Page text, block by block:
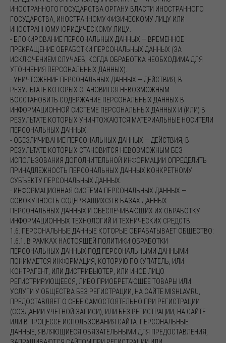
ИНОСТРАННОГО ГОСУДАРСТВА ОРГАНУ ВЛАСТИ ИНОСТРАННОГО
ГОСУДАРСТВА, ИНОСТРАННОМУ ФИЗИЧЕСКОМУ ЛИЦУ ИЛИ
ИНОСТРАННОМУ ЮРИДИЧЕСКОМУ ЛИЦУ.
- БЛОКИРОВАНИЕ ПЕРСОНАЛЬНЫХ ДАННЫХ — ВРЕМЕННОЕ
ПРЕКРАЩЕНИЕ ОБРАБОТКИ ПЕРСОНАЛЬНЫХ ДАННЫХ (ЗА
ИСКЛЮЧЕНИЕМ СЛУЧАЕВ, КОГДА ОБРАБОТКА НЕОБХОДИМА ДЛЯ
УТОЧНЕНИЯ ПЕРСОНАЛЬНЫХ ДАННЫХ).
- УНИЧТОЖЕНИЕ ПЕРСОНАЛЬНЫХ ДАННЫХ — ДЕЙСТВИЯ, В
РЕЗУЛЬТАТЕ КОТОРЫХ СТАНОВИТСЯ НЕВОЗМОЖНЫМ
ВОССТАНОВИТЬ СОДЕРЖАНИЕ ПЕРСОНАЛЬНЫХ ДАННЫХ В
ИНФОРМАЦИОННОЙ СИСТЕМЕ ПЕРСОНАЛЬНЫХ ДАННЫХ И (ИЛИ) В
РЕЗУЛЬТАТЕ КОТОРЫХ УНИЧТОЖАЮТСЯ МАТЕРИАЛЬНЫЕ НОСИТЕЛИ
ПЕРСОНАЛЬНЫХ ДАННЫХ.
- ОБЕЗЛИЧИВАНИЕ ПЕРСОНАЛЬНЫХ ДАННЫХ — ДЕЙСТВИЯ, В
РЕЗУЛЬТАТЕ КОТОРЫХ СТАНОВИТСЯ НЕВОЗМОЖНЫМ БЕЗ
ИСПОЛЬЗОВАНИЯ ДОПОЛНИТЕЛЬНОЙ ИНФОРМАЦИИ ОПРЕДЕЛИТЬ
ПРИНАДЛЕЖНОСТЬ ПЕРСОНАЛЬНЫХ ДАННЫХ КОНКРЕТНОМУ
СУБЪЕКТУ ПЕРСОНАЛЬНЫХ ДАННЫХ.
- ИНФОРМАЦИОННАЯ СИСТЕМА ПЕРСОНАЛЬНЫХ ДАННЫХ —
СОВОКУПНОСТЬ СОДЕРЖАЩИХСЯ В БАЗАХ ДАННЫХ
ПЕРСОНАЛЬНЫХ ДАННЫХ И ОБЕСПЕЧИВАЮЩИХ ИХ ОБРАБОТКУ
ИНФОРМАЦИОННЫХ ТЕХНОЛОГИЙ И ТЕХНИЧЕСКИХ СРЕДСТВ.
1.6. ПЕРСОНАЛЬНЫЕ ДАННЫЕ КОТОРЫЕ ОБРАБАТЫВАЕТ ОБЩЕСТВО:
1.6.1. В РАМКАХ НАСТОЯЩЕЙ ПОЛИТИКИ ОБРАБОТКИ
ПЕРСОНАЛЬНЫХ ДАННЫХ ПОД ПЕРСОНАЛЬНЫМИ ДАННЫМИ
ПОНИМАЕТСЯ ИНФОРМАЦИЯ, КОТОРУЮ ПОКУПАТЕЛЬ, ИЛИ
КОНТРАГЕНТ, ИЛИ ДИСТРИБЬЮТЕР, ИЛИ ИНОЕ ЛИЦО
РЕГИСТРИРУЮЩЕЕСЯ, ЛИБО ПРИОБРЕТАЮЩЕЕ ТОВАРЫ ИЛИ
УСЛУГИ У ОБЩЕСТВА БЕЗ РЕГИСТРАЦИИ, НА САЙТЕ MISHLAV.RU,
ПРЕДОСТАВЛЯЕТ О СЕБЕ САМОСТОЯТЕЛЬНО ПРИ РЕГИСТРАЦИИ
(СОЗДАНИИ УЧЁТНОЙ ЗАПИСИ), ИЛИ БЕЗ РЕГИСТРАЦИИ, НА САЙТЕ
ИЛИ В ПРОЦЕССЕ ИСПОЛЬЗОВАНИЯ САЙТА. ПЕРСОНАЛЬНЫЕ
ДАННЫЕ, ЯВЛЯЮЩИЕСЯ ОБЯЗАТЕЛЬНЫМИ ДЛЯ ПРЕДОСТАВЛЕНИЯ,